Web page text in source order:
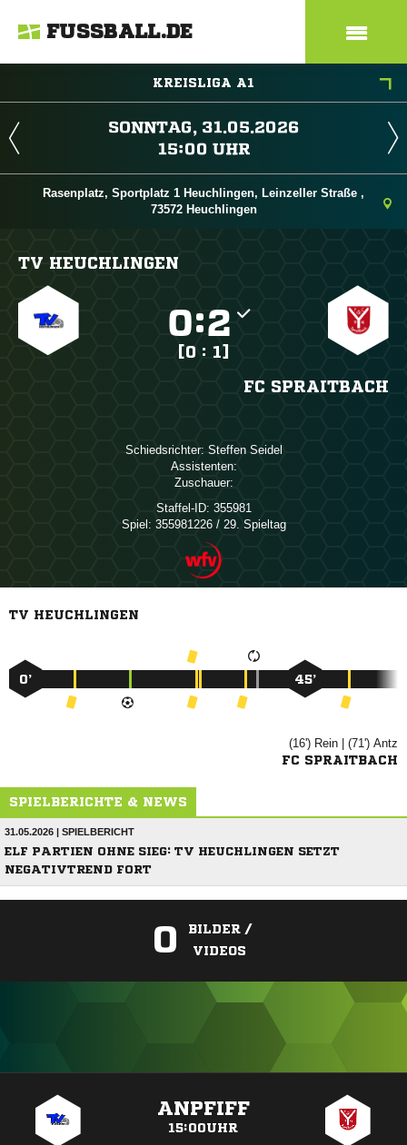
FUSSBALL.DE
KREISLIGA A1
 
 
Rasenplatz, Sportplatz 1 Heuchlingen, Leinzeller Straße ,
73572 Heuchlingen
TV HEUCHLINGEN
:
[0 : 1]
FC SPRAITBACH
Schiedsrichter:  
Assistenten:
Zuschauer:
Staffel-ID: 355981
Spiel: 355981226 / 29. Spieltag
TV HEUCHLINGEN
0’ 45’
(16')  | (71') 
FC SPRAITBACH
SPIELBERICHTE & NEWS
31.05.2026 | SPIELBERICHT
ELF PARTIEN OHNE SIEG: TV HEUCHLINGEN SETZT
NEGATIVTREND FORT
0
BILDER /
VIDEOS
ANPFIFF
15:00UHR